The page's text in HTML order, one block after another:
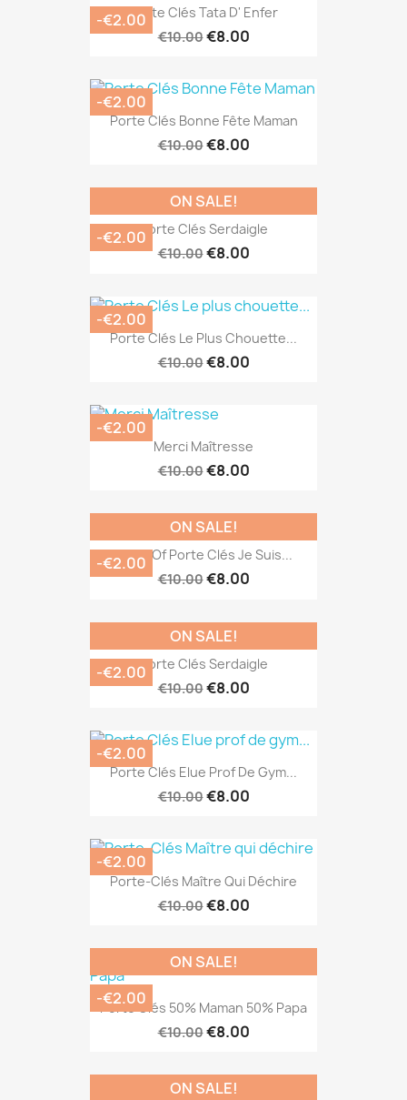
Porte Clés Tata D' Enfer
€10.00€8.00
-€2.00
Porte Clés Bonne Fête Maman
€10.00€8.00
-€2.00
Porte Clés Serdaigle
€10.00€8.00
ON SALE!
-€2.00
Porte Clés Le Plus Chouette...
€10.00€8.00
-€2.00
Merci Maîtresse
€10.00€8.00
-€2.00
Copy Of Porte Clés Je Suis...
€10.00€8.00
ON SALE!
-€2.00
Porte Clés Serdaigle
€10.00€8.00
ON SALE!
-€2.00
Porte Clés Elue Prof De Gym...
€10.00€8.00
-€2.00
Porte-Clés Maître Qui Déchire
€10.00€8.00
-€2.00
Porte Clés 50% Maman 50% Papa
€10.00€8.00
ON SALE!
-€2.00
ON SALE!